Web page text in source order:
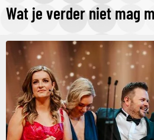
Wat je verder niet mag